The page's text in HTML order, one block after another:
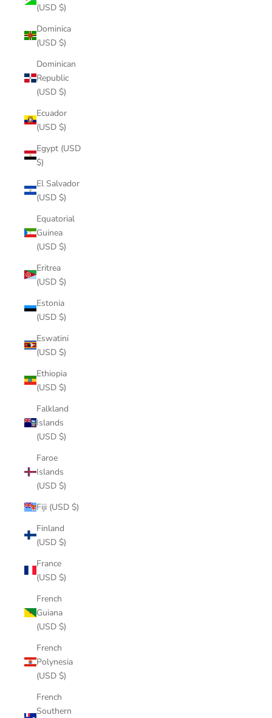
(USD $)
Dominica
(USD $)
Dominican
Republic
(USD $)
Ecuador
(USD $)
Egypt (USD
$)
El Salvador
(USD $)
Equatorial
Guinea
(USD $)
Eritrea
(USD $)
Estonia
(USD $)
Eswatini
(USD $)
Ethiopia
(USD $)
Falkland
Islands
(USD $)
Faroe
Islands
(USD $)
Fiji (USD $)
Finland
(USD $)
France
(USD $)
French
Guiana
(USD $)
French
Polynesia
(USD $)
French
Southern